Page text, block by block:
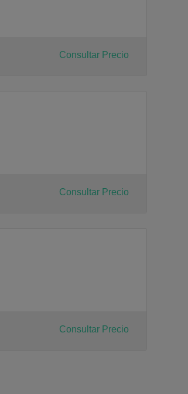
Consultar Precio
Consultar Precio
Consultar Precio